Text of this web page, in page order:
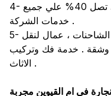
4- أرخص الاسعار باقوي الخصومات التي تصل 40% علي جميع
خدمات الشركة .
5- توفير خدمات نقل الاثاث باحسن الشاحنات ، عمال لنقل
وشقة . خدمة فك وتركيب
الاثاث .